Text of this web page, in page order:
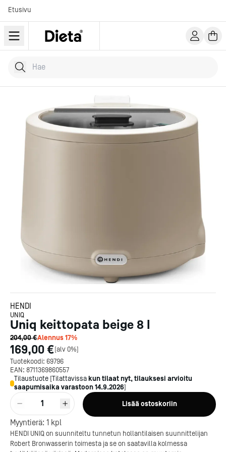
Etusivu
Hae tuotteita
Kirjoita hakusana...
HENDI
UNIQ
Uniq keittopata beige 8 l
204,00 €Alennus17%
169,00 €[alv 0%]
Tuotekoodi: 69796
EAN: 8711369860557
Tilaustuote [Tilattavissa kun tilaat nyt, tilauksesi arvioitu
saapumisaika varastoon14.9.2026]
1 Lisää ostoskoriin
Myyntierä: 1 kpl
HENDI UNIQ on suunniteltu tunnetun hollantilaisen suunnittelijan
Robert Bronwasserin toimesta ja se on saatavilla kolmessa